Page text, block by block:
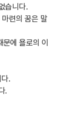
습니다.
련의 꿈은 말
에 욜로의 이
.
.